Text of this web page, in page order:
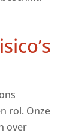
rol. Onze
over